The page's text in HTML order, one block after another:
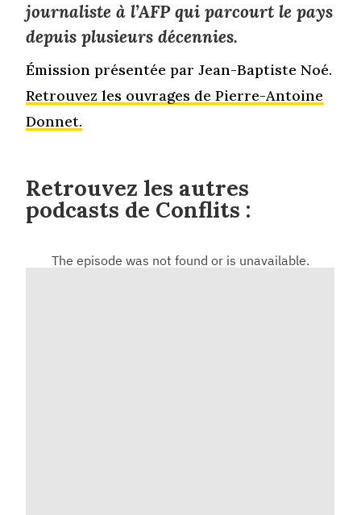
journaliste à l’AFP qui parcourt le pays
depuis plusieurs décennies.
Émission présentée par Jean-Baptiste Noé.
Retrouvez les ouvrages de Pierre-Antoine
Donnet.
Retrouvez les autres
podcasts de Conflits :